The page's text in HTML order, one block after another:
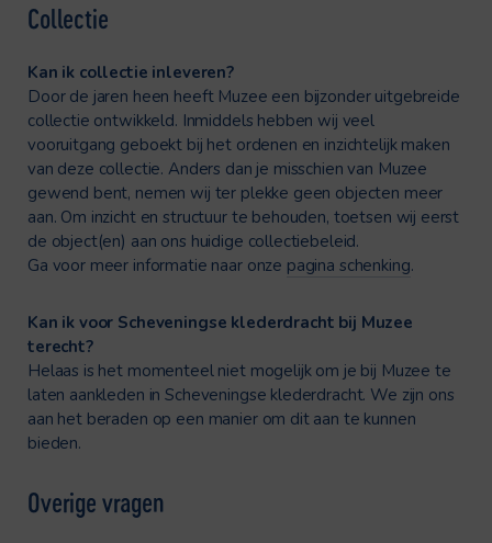
Collectie
Kan ik collectie inleveren?
Door de jaren heen heeft Muzee een bijzonder uitgebreide
collectie ontwikkeld. Inmiddels hebben wij veel
vooruitgang geboekt bij het ordenen en inzichtelijk maken
van deze collectie. Anders dan je misschien van Muzee
gewend bent, nemen wij ter plekke geen objecten meer
aan. Om inzicht en structuur te behouden, toetsen wij eerst
de object(en) aan ons huidige collectiebeleid.
Ga voor meer informatie naar onze pagina schenking.
Kan ik voor Scheveningse klederdracht bij Muzee
terecht?
Helaas is het momenteel niet mogelijk om je bij Muzee te
laten aankleden in Scheveningse klederdracht. We zijn ons
aan het beraden op een manier om dit aan te kunnen
bieden.
Overige vragen